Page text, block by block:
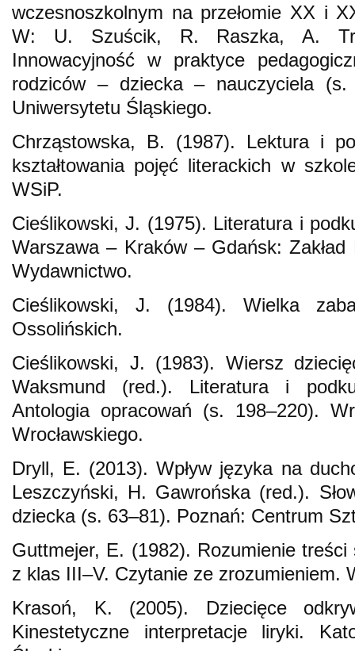
wczesnoszkolnym na przełomie XX i
W: U. Szuścik, R. Raszka, A.
Innowacyjność w praktyce
rodziców – dziecka – nauczyciela
Uniwersytetu Śląskiego.
Chrząstowska, B. (1987). Lektura i
kształtowania pojęć literackich w
WSiP.
Cieślikowski, J. (1975). Literatura i
Warszawa – Kraków – Gdańsk:
Wydawnictwo.
Cieślikowski, J. (1984). Wielka
Ossolińskich.
Cieślikowski, J. (1983). Wiersz
Waksmund (red.). Literatura i
Antologia opracowań (s. 198–220).
Wrocławskiego.
Dryll, E. (2013). Wpływ języka na
Leszczyński, H. Gawrońska (red.).
dziecka (s. 63–81). Poznań: Centrum
Guttmejer, E. (1982). Rozumienie
z klas III–V. Czytanie ze zrozumieniem.
Krasoń, K. (2005). Dziecięce
Kinestetyczne interpretacje liryki.